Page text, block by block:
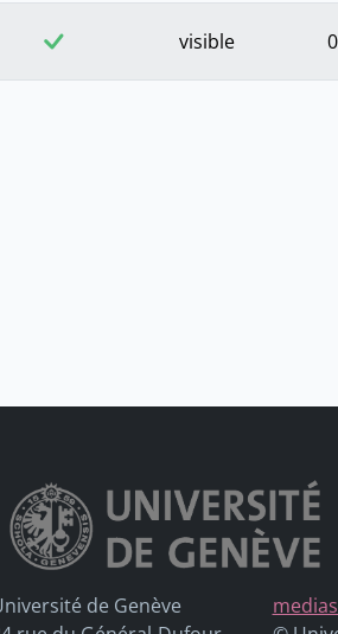
visible
de Genève